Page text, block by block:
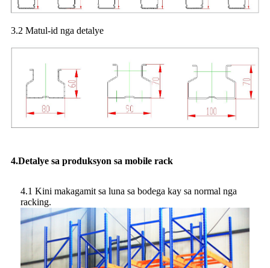
3.2 Matul-id nga detalye
4.Detalye sa produksyon sa mobile rack
4.1 Kini makagamit sa luna sa bodega kay sa normal nga
racking.